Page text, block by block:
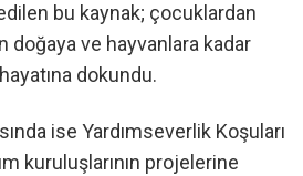
bu kaynak; çocuklardan
doğaya ve hayvanlara kadar
dokundu.
ise Yardımseverlik Koşuları
kuruluşlarının projelerine